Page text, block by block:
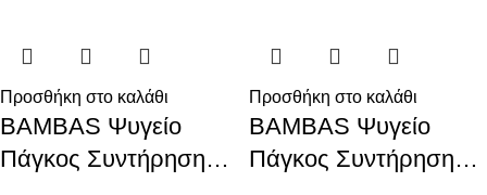
Προσθήκη στο καλάθι
BAMBAS Ψυγείο
Πάγκος Συντήρηση
Προσθήκη στο καλάθι
BAMBAS Ψυγείο
Πάγκος Συντήρηση